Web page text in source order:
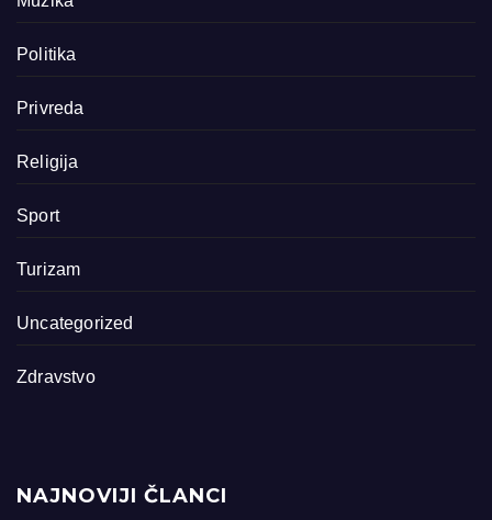
Politika
Privreda
Religija
Sport
Turizam
Uncategorized
Zdravstvo
NAJNOVIJI ČLANCI